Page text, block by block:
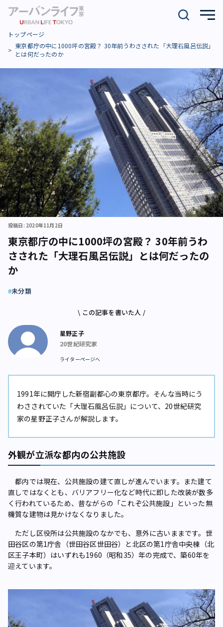
トップページ
東京都庁の中に1000坪の宮殿？ 30年前うわさされた「大理石風呂伝説」
とは何だったのか
東京都庁の中に1000坪の宮殿？ 30年前うわ
さされた「大理石風呂伝説」とは何だったの
か
投稿日: 2020年11月2日
未分類
\ この記事を書いた人 /
星野正子
20世紀研究家
ライターページへ
1991年に開庁した新宿副都心の東京都庁。そんな当時にう
わさされていた「大理石風呂伝説」について、20世紀研究
家の星野正子さんが解説します。
外観が立派な都内の公共施設
都内では現在、公共施設の建て直しが進んでいます。また建て
直しではなくとも、バリアフリー化など時代に即した改装が数多
く行われているため、昔ながらの「これぞ公共施設」といった無
機質な建物は見かけなくなりました。
ただし区役所は公共施設のなかでも、意外に古いままです。世
田谷区の第1庁舎（世田谷区世田谷）と北区の第1庁舎中央棟（北
区王子本町）はいずれも1960（昭和35）年の完成で、築60年を
迎えています。